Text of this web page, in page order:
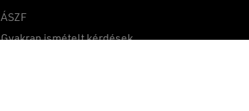
ÁSZF
Gyakran ismételt kérdések